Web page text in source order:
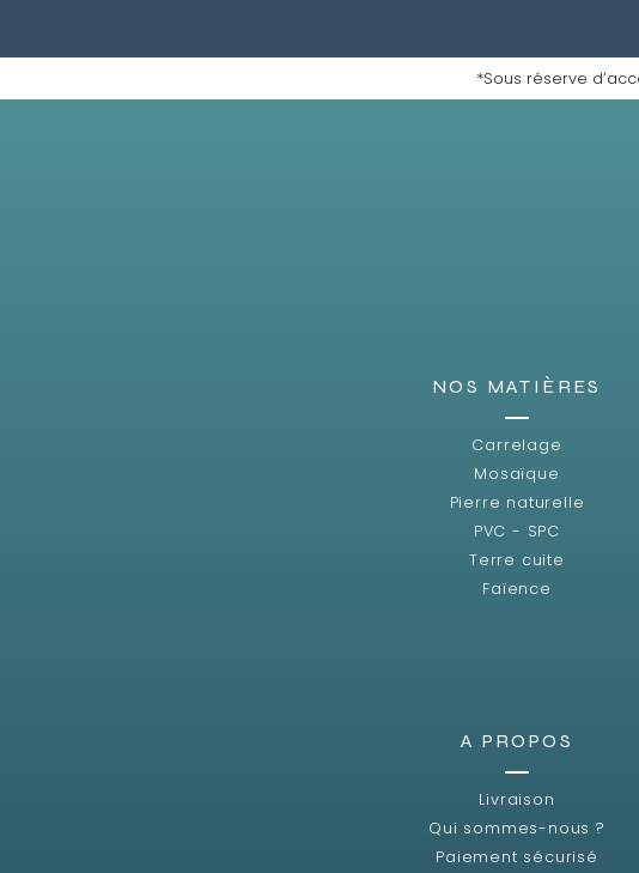
*Sous réserve
NOS MATIÈRES
Carrelage
Mosaïque
Pierre naturelle
PVC - SPC
Terre cuite
Faïence
A PROPOS
Livraison
Qui sommes-nous ?
Paiement sécurisé